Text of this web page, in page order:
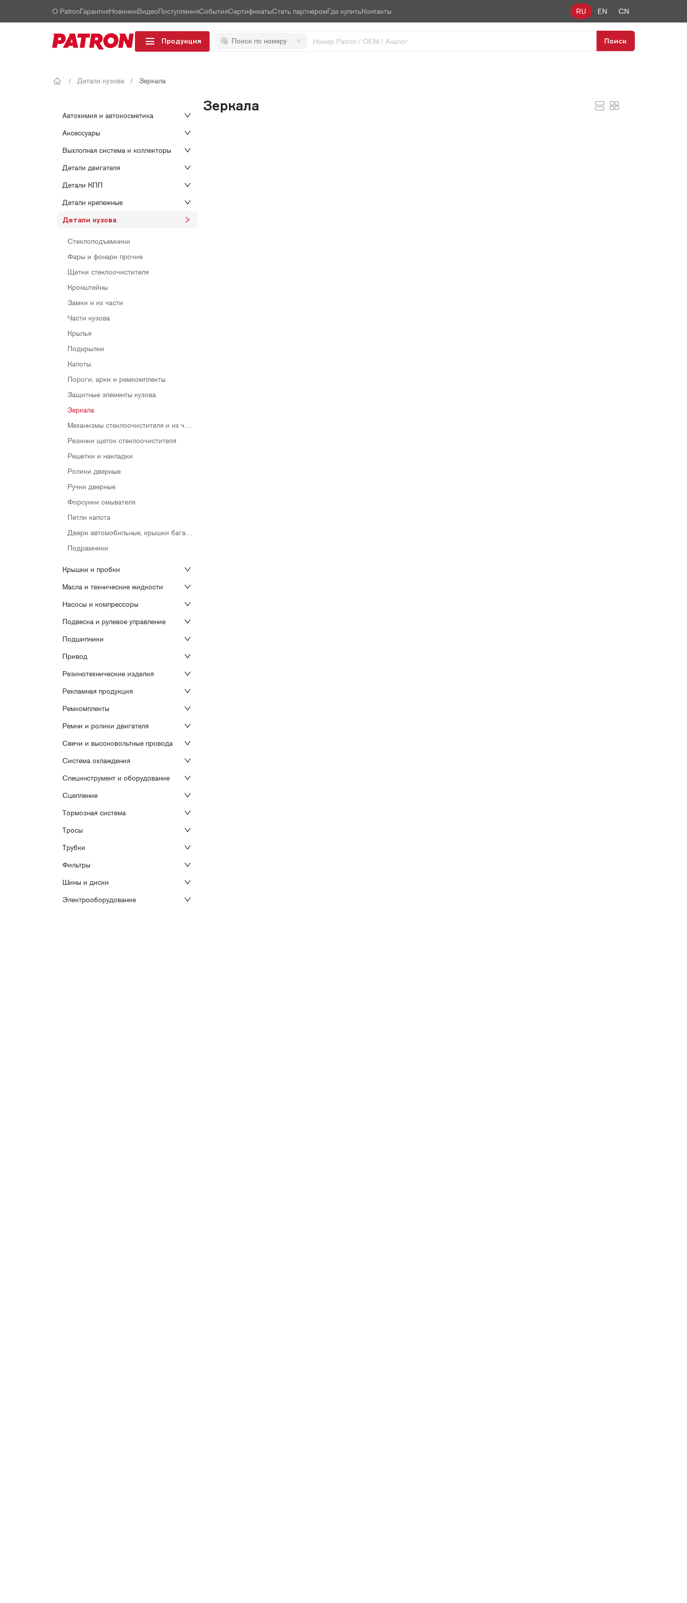
О PatronГарантияНовинкиВидеоПоступленияСобытияСертификатыСтать партнеромГде купитьКонтакты RU EN CN
Продукция Поиск по номеру Поиск
/ Детали кузова / Зеркала
Автохимия и автокосметика
Аксессуары
Выхлопная система и коллекторы
Детали двигателя
Детали КПП
Детали крепежные
Детали кузова
Стеклоподъемники
Фары и фонари прочие
Щетки стеклоочистителя
Кронштейны
Замки и их части
Части кузова
Крылья
Подкрылки
Капоты
Пороги, арки и ремкомплекты
Защитные элементы кузова
Зеркала
Механизмы стеклоочистителя и их части
Резинки щеток стеклоочистителя
Решетки и накладки
Ролики дверные
Ручки дверные
Форсунки омывателя
Петли капота
Двери автомобильные, крышки багажника
Подрамники
Крышки и пробки
Масла и технические жидкости
Насосы и компрессоры
Подвеска и рулевое управление
Подшипники
Привод
Резинотехнические изделия
Рекламная продукция
Ремкомплекты
Ремни и ролики двигателя
Свечи и высоковольтные провода
Система охлаждения
Специнструмент и оборудование
Сцепление
Тормозная система
Тросы
Трубки
Фильтры
Шины и диски
Электрооборудование
Зеркала